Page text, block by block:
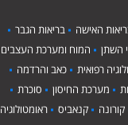
האישה
בריאות הגבר
השתן
המוח ומערכת העצבים
רפואית
כאב והרדמה
מערכת החיסון
סוכרת
קורונה קנאביס
ראומטולוגיה